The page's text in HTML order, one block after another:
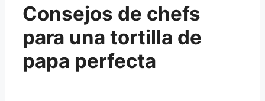
Consejos de chefs
para una tortilla de
papa perfecta